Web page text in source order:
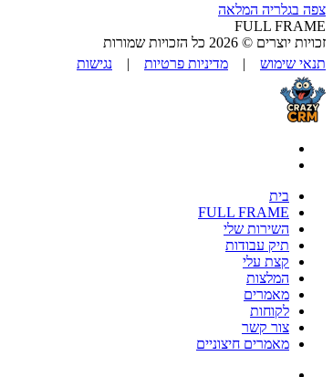
צפה בגלריה המלאה
FULL FRAME
זכויות יוצרים © 2026 כל הזכויות שמורות
תנאי שימוש | מדיניות פרטיות | נגישות
בית
FULL FRAME
השירות שלי
תיק עבודות
קצת עלי
המלצות
מאמרים
לקוחות
צור קשר
מאמרים חיצוניים